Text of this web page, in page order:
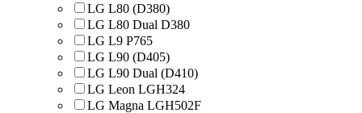
LG L80 (D380)
LG L80 Dual D380
LG L9 P765
LG L90 (D405)
LG L90 Dual (D410)
LG Leon LGH324
LG Magna LGH502F